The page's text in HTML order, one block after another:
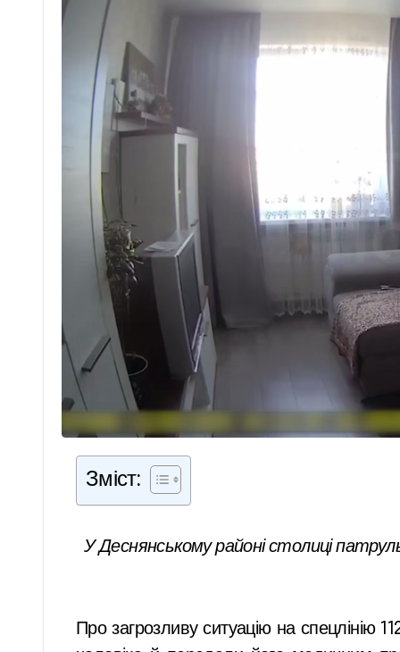
Зміст:
У Деснянському районі столиці
Про загрозливу ситуацію на спецлінію